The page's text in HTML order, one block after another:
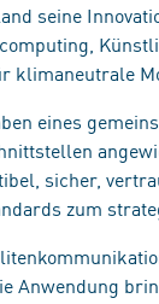
seine
klimaneutrale
eines
sicher,
zum
Anwendung